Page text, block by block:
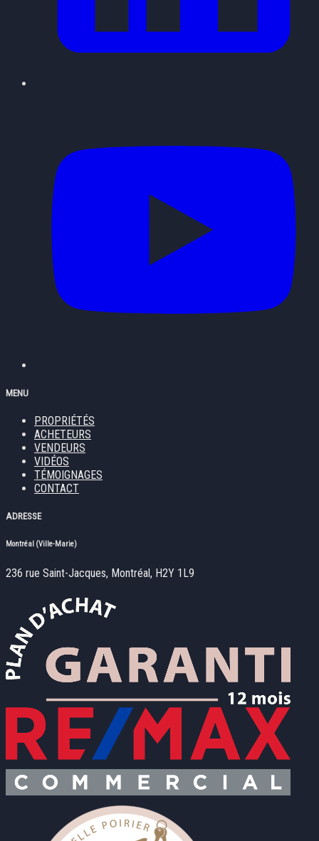
MENU
PROPRIÉTÉS
ACHETEURS
VENDEURS
VIDÉOS
TÉMOIGNAGES
CONTACT
ADRESSE
Montréal (Ville-Marie)
236 rue Saint-Jacques, Montréal, H2Y 1L9